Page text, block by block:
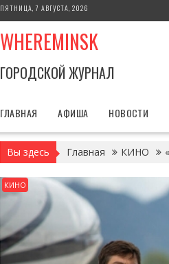
ПЯТНИЦА, 7 АВГУСТА, 2026
WHEREMINSK
ГОРОДСКОЙ ЖУРНАЛ
ГЛАВНАЯ АФИША НОВОСТИ
Вы здесь Главная КИНО
КИНО